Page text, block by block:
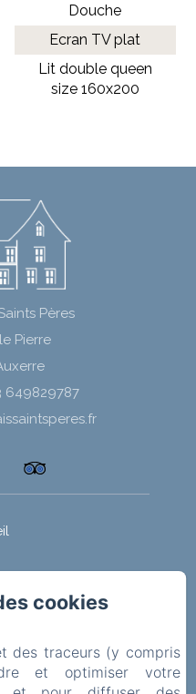
Douche
Ecran TV plat
Lit double queen
size 160x200
Pères
Pierre
649829787
cookies
des traceurs (y compris
et optimiser votre